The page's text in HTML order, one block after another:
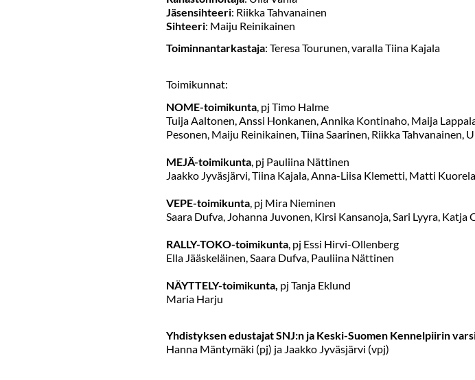
Jäsensihteeri: Riikka Tahvanainen
Sihteeri: Maiju Reinikainen
Toiminnantarkastaja: Teresa Tourunen, varalla Tiina Kajala
Toimikunnat:
NOME-toimikunta, pj Timo Halme
Tuija Aaltonen, Anssi Honkanen, Annika Kontinaho, Maija
Pesonen, Maiju Reinikainen, Tiina Saarinen, Riikka Tahvanainen,
MEJÄ-toimikunta, pj Pauliina Nättinen
Jaakko Jyväsjärvi, Tiina Kajala, Anna-Liisa Klemetti, Matti
VEPE-toimikunta, pj Mira Nieminen
Saara Dufva, Johanna Juvonen, Kirsi Kansanoja, Sari Lyyra, Katja
RALLY-TOKO-toimikunta, pj Essi Hirvi-Ollenberg
Ella Jääskeläinen, Saara Dufva, Pauliina Nättinen
NÄYTTELY-toimikunta, pj Tanja Eklund
Maria Harju
Yhdistyksen edustajat SNJ:n ja Keski-Suomen Kennelpiirin
Hanna Mäntymäki (pj) ja Jaakko Jyväsjärvi (vpj)